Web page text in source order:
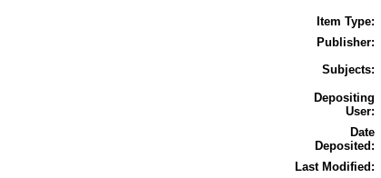
Item Type:
Publisher:
Subjects:
Depositing
User:
Date
Deposited:
Last Modified: